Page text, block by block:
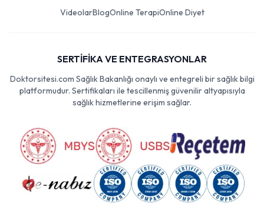
VideolarBlogOnline TerapiOnline Diyet
SERTİFİKA VE ENTEGRASYONLAR
Doktorsitesi.com Sağlık Bakanlığı onaylı ve entegreli bir sağlık bilgi
platformudur. Sertifikaları ile tescillenmiş güvenilir altyapısıyla
sağlık hizmetlerine erişim sağlar.